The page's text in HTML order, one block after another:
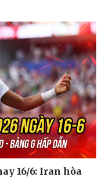
Xe máy
16/6: Iran hòa